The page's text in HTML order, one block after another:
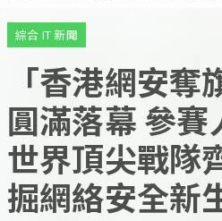
綜合 IT 新聞
「香港網安奪
圓滿落幕 參
世界頂尖戰隊
掘網絡安全新